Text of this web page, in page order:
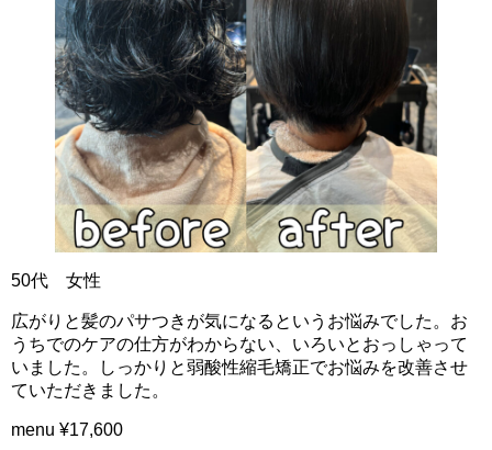
50代 女性
広がりと髪のパサつきが気になるというお悩みでした。お
うちでのケアの仕方がわからない、いろいとおっしゃって
いました。しっかりと弱酸性縮毛矯正でお悩みを改善させ
ていただきました。
menu ¥17,600